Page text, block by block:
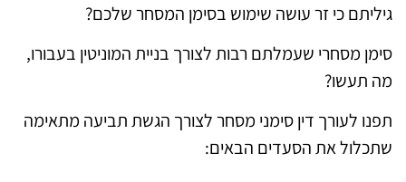
גיליתם כי זר עושה שימוש בסימן המסחר שלכם?
סימן מסחרי שעמלתם רבות לצורך בניית המוניטין בעבורו,
מה תעשו?
תפנו לעורך דין סימני מסחר לצורך הגשת תביעה מתאימה
שתכלול את הסעדים הבאים: